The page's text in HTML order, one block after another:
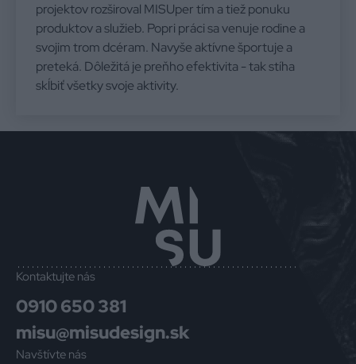
projektov rozširoval MISUper tím a tiež ponuku
produktov a služieb. Popri práci sa venuje rodine a
svojim trom dcéram. Navyše aktívne športuje a
preteká. Dôležitá je preňho efektivita - tak stíha
skĺbiť všetky svoje aktivity.
Kontaktujte nás
0910 650 381
misu@misudesign.sk
Navštívte nás